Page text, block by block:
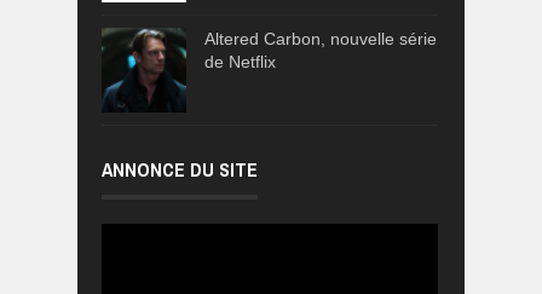
Altered Carbon, nouvelle série
de Netflix
ANNONCE DU SITE